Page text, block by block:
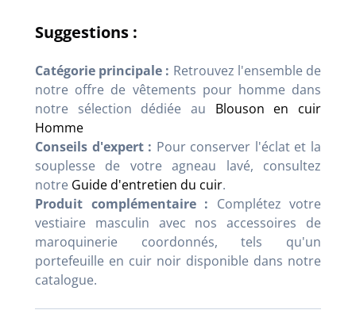
Suggestions :
Catégorie principale : Retrouvez l'ensemble de
notre offre de vêtements pour homme dans
notre sélection dédiée au Blouson en cuir
Homme
Conseils d'expert : Pour conserver l'éclat et la
souplesse de votre agneau lavé, consultez
notre Guide d'entretien du cuir.
Produit complémentaire : Complétez votre
vestiaire masculin avec nos accessoires de
maroquinerie coordonnés, tels qu'un
portefeuille en cuir noir disponible dans notre
catalogue.